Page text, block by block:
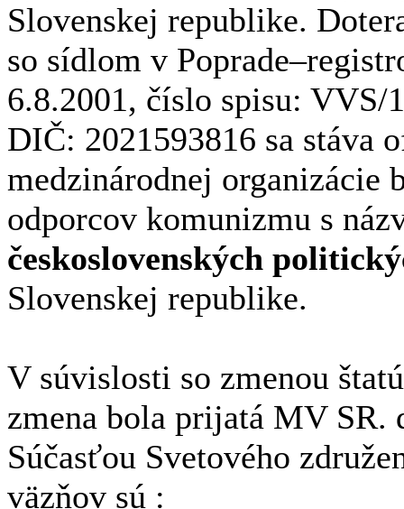
Slovenskej republike.
so sídlom v
6.8.2001, číslo spisu: VVS/
DIČ: 2021593816 sa stáva
medzinárodnej
odporcov komunizmu s
československých
Slovenskej republike.
V súvislosti so zmenou
zmena bola prijatá MV SR.
Súčasťou Svetového
väzňov sú :